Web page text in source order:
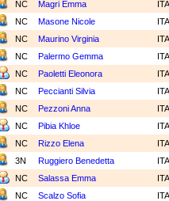
NC Magri Emma
NC Masone Nicole
NC Maurino Virginia
NC Palermo Gemma
NC Paoletti Eleonora
NC Peccianti Silvia
NC Pezzoni Anna
NC Pibia Khloe
NC Rizzo Elena
3N Ruggiero Benedetta
NC Salassa Emma
NC Scalzo Sofia